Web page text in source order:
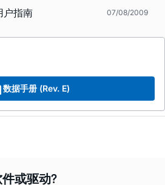
户指南 07/08/2009
数据手册 (Rev. E)
或驱动?